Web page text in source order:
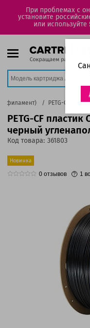
При проблемах с
установите
или используйте
(филамент) PETG-CF
PETG-CF пластик
черный
Код товара: 361803
Новинка
0 отзывов 1